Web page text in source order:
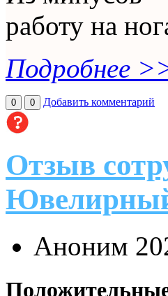
работу на
Подробнее
0 0 Добавить комментарий
Отзыв
Аноним